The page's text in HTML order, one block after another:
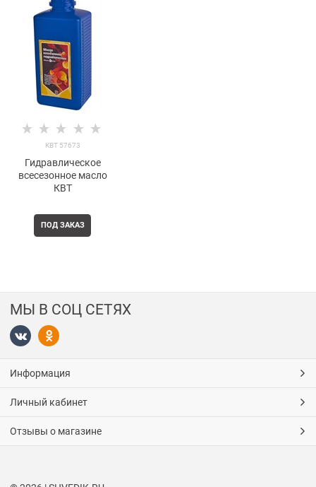
КВТ 57673
Гидравлическое
всесезонное масло
КВТ
ПОД ЗАКАЗ
МЫ В СОЦ СЕТЯХ
Информация
Личный кабинет
Отзывы о магазине